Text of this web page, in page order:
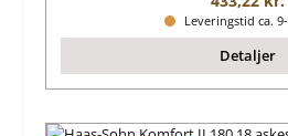
Leveringstid ca.
Detaljer